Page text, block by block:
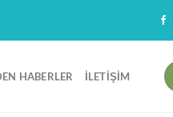
HABERLER İLETIŞIM